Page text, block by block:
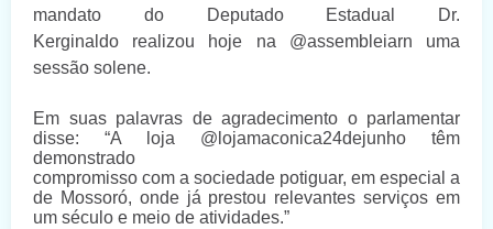
mandato do Deputado Estadual Dr.
Kerginaldo realizou hoje na @assembleiarn uma
sessão solene.
Em suas palavras de agradecimento o parlamentar
disse: “A loja @lojamaconica24dejunho têm
demonstrado
compromisso com a sociedade potiguar, em especial a
de Mossoró, onde já prestou relevantes serviços em
um século e meio de atividades.”